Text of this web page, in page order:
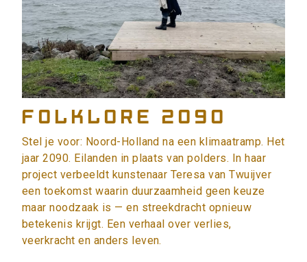
Folklore 2090
Stel je voor: Noord-Holland na een klimaatramp. Het
jaar 2090. Eilanden in plaats van polders. In haar
project verbeeldt kunstenaar Teresa van Twuijver
een toekomst waarin duurzaamheid geen keuze
maar noodzaak is — en streekdracht opnieuw
betekenis krijgt. Een verhaal over verlies,
veerkracht en anders leven.